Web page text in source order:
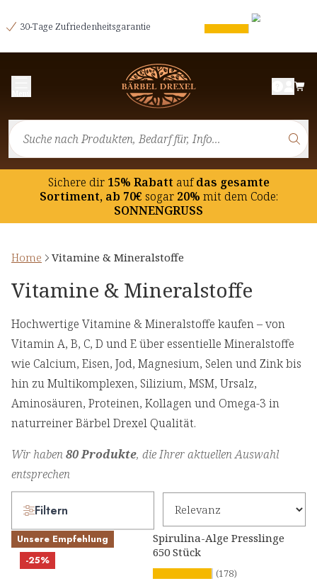
30-Tage Zufriedenheitsgarantie
Sichere dir15% Rabatt aufdas gesamte
Sortiment, ab 70€ sogar20% mit dem Code:
SONNENGRUSS
Home Vitamine & Mineralstoffe
Vitamine & Mineralstoffe
Hochwertige Vitamine & Mineralstoffe kaufen – von
Vitamin A, B, C, D und E über essentielle Mineralstoffe
wie Calcium, Eisen, Jod, Magnesium, Selen und Zink bis
hin zu Multikomplexen, Silizium, MSM, Ursalz,
Aminosäuren, Proteinen, Kollagen und Omega-3 in
naturreiner Bärbel Drexel Qualität.
Wir haben80 Produkte, die Ihrer aktuellen Auswahl
entsprechen
Filtern
Unsere Empfehlung
-25%
Spirulina-Alge Presslinge
650 Stück
(178)